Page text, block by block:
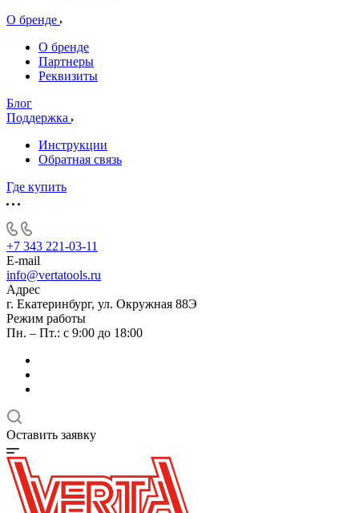
О бренде
О бренде
Партнеры
Реквизиты
Блог
Поддержка
Инструкции
Обратная связь
Где купить
+7 343 221-03-11
E-mail
info@vertatools.ru
Адрес
г. Екатеринбург, ул. Окружная 88Э
Режим работы
Пн. – Пт.: с 9:00 до 18:00
Оставить заявку